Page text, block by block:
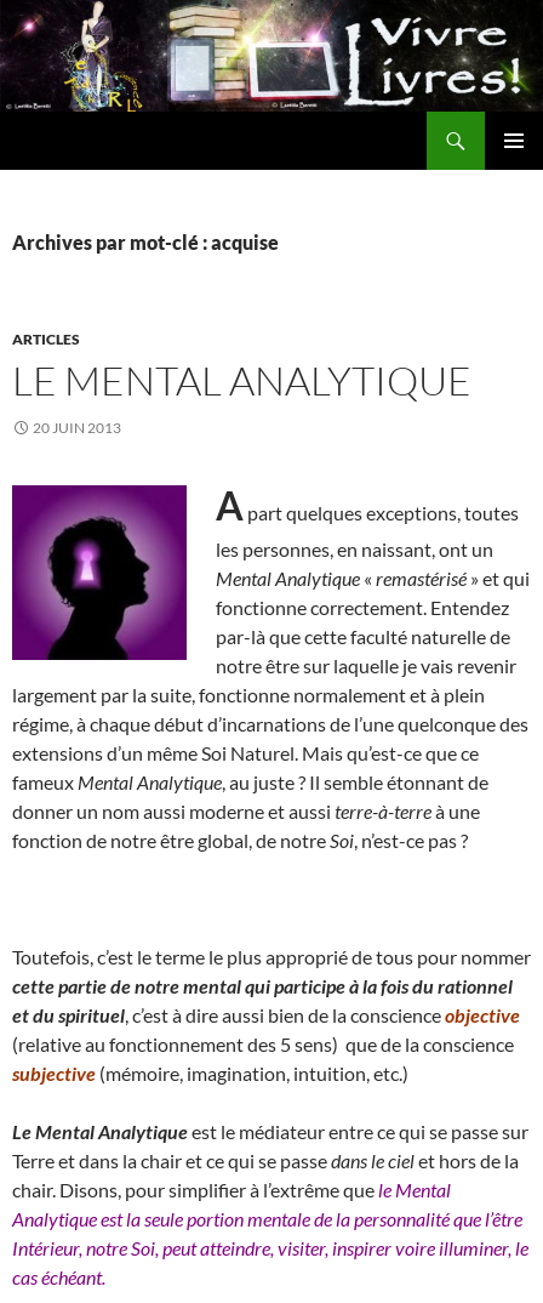
Aller
au
contenu
Archives par mot-clé : acquise
ARTICLES
LE MENTAL ANALYTIQUE
20 JUIN 2013
A part quelques exceptions, toutes
les personnes, en naissant, ont un
Mental Analytique « remastérisé » et qui
fonctionne correctement. Entendez
par-là que cette faculté naturelle de
notre être sur laquelle je vais revenir
largement par la suite, fonctionne normalement et à plein
régime, à chaque début d’incarnations de l’une quelconque des
extensions d’un même Soi Naturel. Mais qu’est-ce que ce
fameux Mental Analytique , au juste ? Il semble étonnant de
donner un nom aussi moderne et aussi terre-à-terreà une
fonction de notre être global, de notre Soi , n’est-ce pas ?
Toutefois, c’est le terme le plus approprié de tous pour nommer
cette partie de notre mental qui participe à la fois du rationnel
et du spirituel , c’est à dire aussi bien de la conscienceobjective
(relative au fonctionnement des 5 sens) que de la conscience
subjective (mémoire, imagination, intuition, etc.)
Le Mental Analytiqueest le médiateur entre ce qui se passe sur
Terre et dans la chair et ce qui se passedans le cielet hors de la
chair. Disons, pour simplifier à l’extrême que le Mental
Analytique est la seule portion mentale de la personnalité que l’être
Intérieur, notre Soi, peut atteindre, visiter, inspirer voire illuminer, le
cas échéant.